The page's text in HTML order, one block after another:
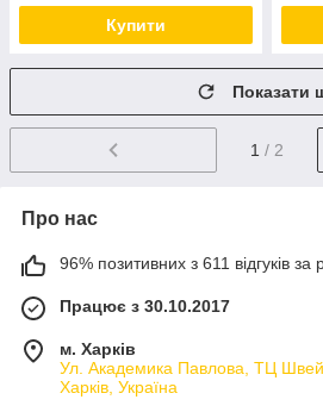
Купити
Показати
1 / 2
Про нас
96% позитивних з 611 відгуків за
Працює з 30.10.2017
м. Харків
Ул. Академика Павлова, ТЦ
Харків, Україна